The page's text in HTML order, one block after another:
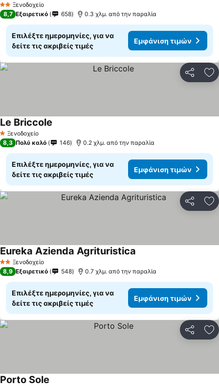
2 ΑστέριαΞενοδοχείο
8,7 Εξαιρετικό 658 0.3 χλμ. από την παραλία
Επιλέξτε ημερομηνίες, για να
δείτε τις ακριβείς τιμές
Εμφάνιση τιμών
1 Αστέρια
Ξενοδοχείο
Le Briccole
8,3 Πολύ καλό 146 0.2 χλμ. από την παραλία
Επιλέξτε ημερομηνίες, για να
δείτε τις ακριβείς τιμές
Εμφάνιση τιμών
2 ΑστέριαΞενοδοχείο
Eureka Azienda Agrituristica
8,9 Εξαιρετικό 548 0.7 χλμ. από την παραλία
Επιλέξτε ημερομηνίες, για να
δείτε τις ακριβείς τιμές
Εμφάνιση τιμών
Porto Sole